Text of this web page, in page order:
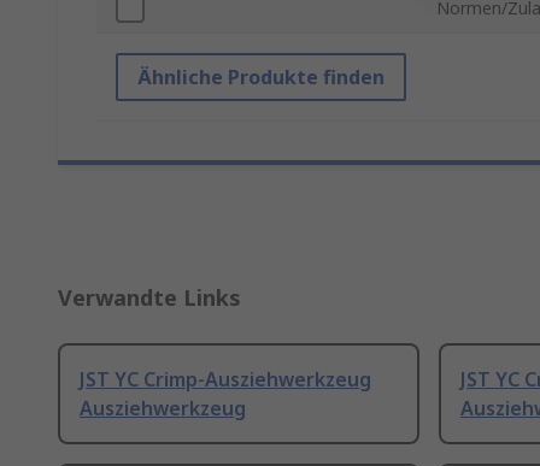
Normen/
Ähnliche Produkte finden
Verwandte Links
JST YC Crimp-Ausziehwerkzeug
Ausziehwerkzeug
JST YC